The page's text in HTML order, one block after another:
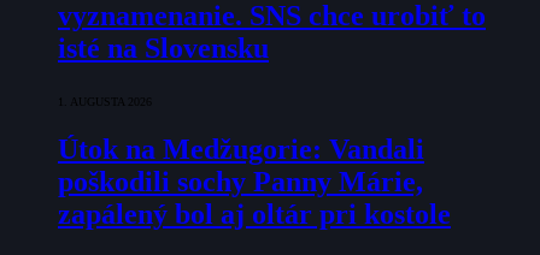
vyznamenanie. SNS chce urobiť to
isté na Slovensku
1. AUGUSTA 2026
Útok na Medžugorie: Vandali
poškodili sochy Panny Márie,
zapálený bol aj oltár pri kostole